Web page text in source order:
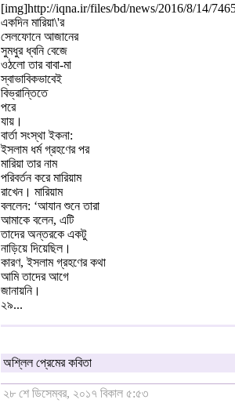
[img]http://iqna.ir/files/bd/news/2016/8/14/
একদিন মারিয়া\'র
সেলফোনে আজানের
সুমধুর ধ্বনি বেজে
ওঠলো তার বাবা-মা
স্বাভাবিকভাবেই
বিভ্রান্তিতে
পরে
যায়।
বার্তা সংস্থা ইকনা:
ইসলাম ধর্ম গ্রহণের পর
মারিয়া তার নাম
পরিবর্তন করে মারিয়াম
রাখেন। মারিয়াম
বললেন: ‘আযান শুনে তারা
আমাকে বলেন, এটি
তাদের অন্তরকে একটু
নাড়িয়ে দিয়েছিল।
কারণ, ইসলাম গ্রহণের কথা
আমি তাদের আগে
জানায়নি।
২৯...
অশ্লিল প্রেমের কবিতা
২৮ শে ডিসেম্বর, ২০১৭ বিকাল ৫:৫৩